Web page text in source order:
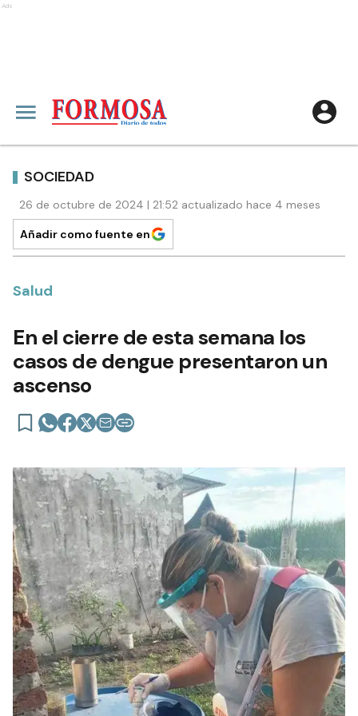
Ads
SOCIEDAD
26 de octubre de 2024 | 21:52 actualizado hace 4 meses
Añadir como fuente en
Salud
En el cierre de esta semana los
casos de dengue presentaron un
ascenso